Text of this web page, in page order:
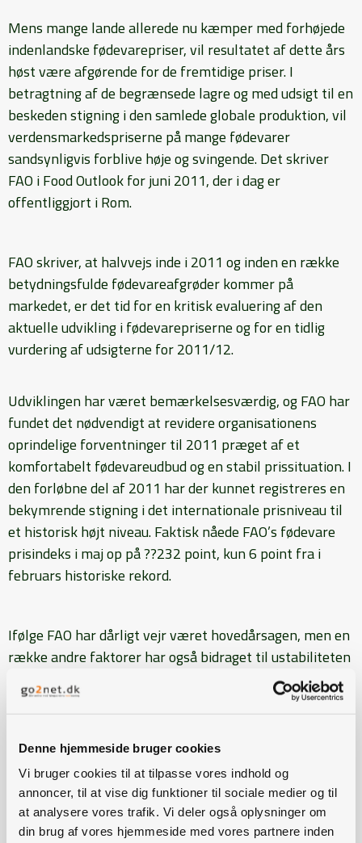
Denne hjemmeside bruger cookies
Vi bruger cookies til at tilpasse vores indhold og
annoncer, til at vise dig funktioner til sociale medier og til
at analysere vores trafik. Vi deler også oplysninger om
din brug af vores hjemmeside med vores partnere inden
Mens mange lande allerede nu kæmper med forhøjede
indenlandske fødevarepriser, vil resultatet af dette års
høst være afgørende for de fremtidige priser. I
betragtning af de begrænsede lagre og med udsigt til en
beskeden stigning i den samlede globale produktion, vil
verdensmarkedspriserne på mange fødevarer
sandsynligvis forblive høje og svingende. Det skriver
FAO i Food Outlook for juni 2011, der i dag er
offentliggjort i Rom.
FAO skriver, at halvvejs inde i 2011 og inden en række
betydningsfulde fødevareafgrøder kommer på
markedet, er det tid for en kritisk evaluering af den
aktuelle udvikling i fødevarepriserne og for en tidlig
vurdering af udsigterne for 2011/12.
Udviklingen har været bemærkelsesværdig, og FAO har
fundet det nødvendigt at revidere organisationens
oprindelige forventninger til 2011 præget af et
komfortabelt fødevareudbud og en stabil prissituation. I
den forløbne del af 2011 har der kunnet registreres en
bekymrende stigning i det internationale prisniveau til
et historisk højt niveau. Faktisk nåede FAO’s fødevare
prisindeks i maj op på??232 point, kun 6 point fra i
februars historiske rekord.
Ifølge FAO har dårligt vejr været hovedårsagen, men en
række andre faktorer har også bidraget til ustabiliteten
på fødevaremarkederne; tsunamien i Japan, en bølge af
politiske uroligheder i Nordafrika og Mellemøsten,
usikkerhed på de finansielle markeder og generelt i det
globale økonomiske system.
På kornmarkederne har byg, majs og hvede været mest